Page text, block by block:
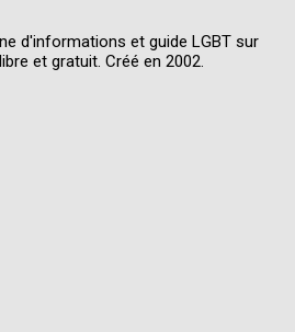
d'informations et guide LGBT sur
et gratuit. Créé en 2002.